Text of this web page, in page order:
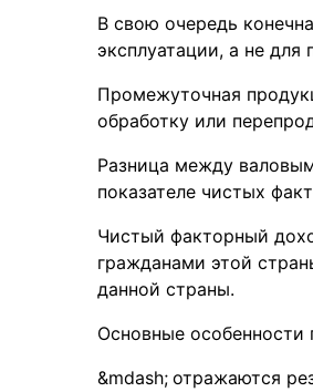
В свою очередь
эксплуатации, а не для
Промежуточная
обработку или
Разница между
показателе чистых
Чистый факторный
гражданами этой
данной страны.
Основные особенности
отражаются